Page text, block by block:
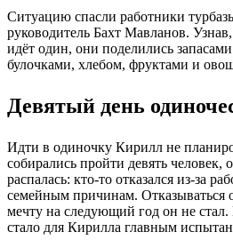
Ситуацию спасли работники
руководитель Бахт Мавланов.
идёт один, они поделились
булочками, хлебом, фруктами и
Девятый день
Идти в одиночку Кирилл не
собирались пройти девять человек,
распалась: кто-то отказался из-за
семейным причинам. Отказываться
мечту на следующий год он не
стало для Кирилла главным